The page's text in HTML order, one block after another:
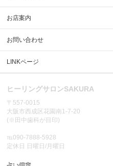
お店案内
お問い合わせ
LINKページ
ヒーリングサロンSAKURA
〒557-0015
大阪市西成区花園南1-7-20
(※田中歯科が目印)
℡090-7888-5928
定休日 日曜日/月曜日